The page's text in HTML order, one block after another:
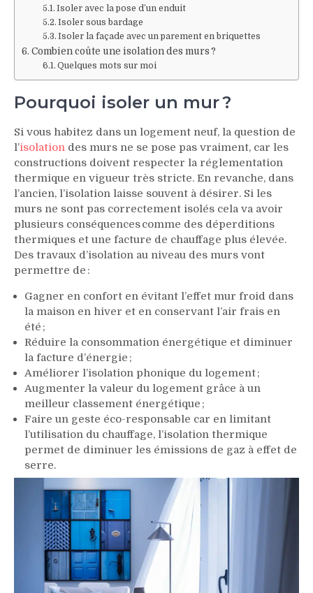
Isoler avec la pose d’un enduit
Isoler sous bardage
Isoler la façade avec un parement en briquettes
Combien coûte une isolation des murs ?
Quelques mots sur moi
Pourquoi isoler un mur ?
Si vous habitez dans un logement neuf, la question de
l’isolation des murs ne se pose pas vraiment, car les
constructions doivent respecter la réglementation
thermique en vigueur très stricte. En revanche, dans
l’ancien, l’isolation laisse souvent à désirer. Si les
murs ne sont pas correctement isolés cela va avoir
plusieurs conséquences comme des déperditions
thermiques et une facture de chauffage plus élevée.
Des travaux d’isolation au niveau des murs vont
permettre de :
Gagner en confort en évitant l’effet mur froid dans
la maison en hiver et en conservant l’air frais en
été ;
Réduire la consommation énergétique et diminuer
la facture d’énergie ;
Améliorer l’isolation phonique du logement ;
Augmenter la valeur du logement grâce à un
meilleur classement énergétique ;
Faire un geste éco-responsable car en limitant
l’utilisation du chauffage, l’isolation thermique
permet de diminuer les émissions de gaz à effet de
serre.